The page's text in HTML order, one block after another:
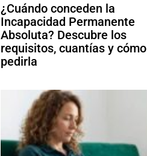
¿Cuándo conceden la
Incapacidad Permanente
Absoluta? Descubre los
requisitos, cuantías y cómo
pedirla